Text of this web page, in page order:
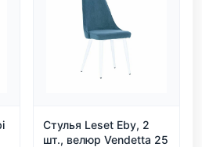
Стулья Leset Eby, 2
шт., велюр Vendetta 25